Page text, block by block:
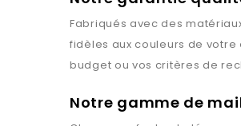
Fabriqués avec des
fidèles aux couleurs de
budget ou vos critères de
Notre gamme de